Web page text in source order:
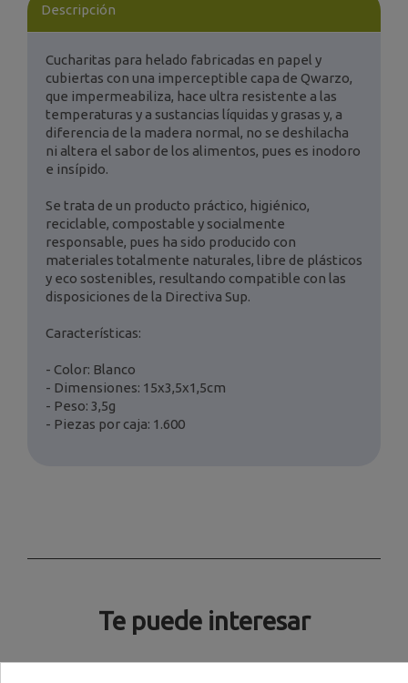
Descripción
Cucharitas para helado fabricadas en papel y
cubiertas con una imperceptible capa de Qwarzo,
que impermeabiliza, hace ultra resistente a las
temperaturas y a sustancias líquidas y grasas y, a
diferencia de la madera normal, no se deshilacha
ni altera el sabor de los alimentos, pues es inodoro
e insípido.
Se trata de un producto práctico, higiénico,
reciclable, compostable y socialmente
responsable, pues ha sido producido con
materiales totalmente naturales, libre de plásticos
y eco sostenibles, resultando compatible con las
disposiciones de la Directiva Sup.
Características:
- Color: Blanco
- Dimensiones: 15x3,5x1,5cm
- Peso: 3,5g
- Piezas por caja: 1.600
Te puede interesar